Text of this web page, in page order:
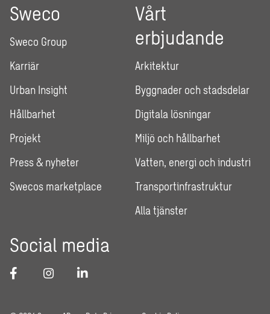
Sweco
Sweco Group
Karriär
Urban Insight
Hållbarhet
Projekt
Press & nyheter
Swecos marketplace
Vårt
erbjudande
Arkitektur
Byggnader och stadsdelar
Digitala lösningar
Miljö och hållbarhet
Vatten, energi och industri
Transportinfrastruktur
Alla tjänster
Social media